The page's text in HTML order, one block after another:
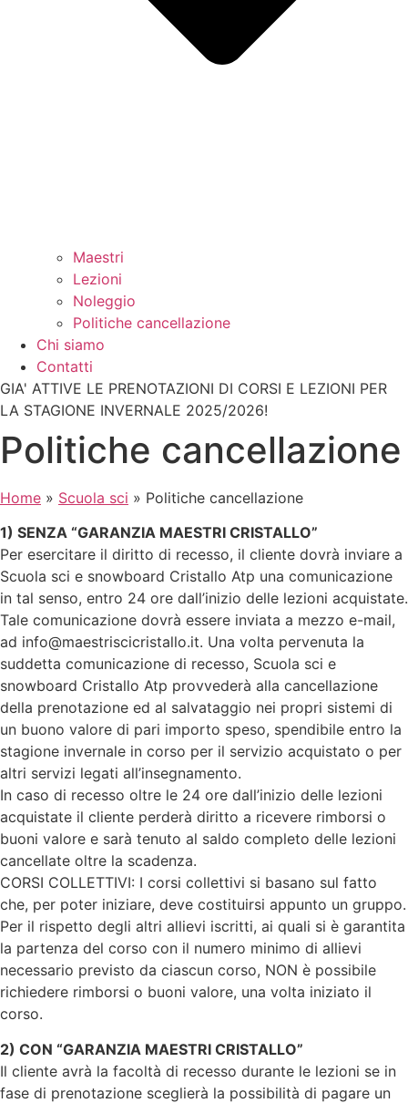
Maestri
Lezioni
Noleggio
Politiche cancellazione
Chi siamo
Contatti
GIA' ATTIVE LE PRENOTAZIONI DI CORSI E LEZIONI PER
LA STAGIONE INVERNALE 2025/2026!
Politiche cancellazione
Home » Scuola sci » Politiche cancellazione
1) SENZA “GARANZIA MAESTRI CRISTALLO”
Per esercitare il diritto di recesso, il cliente dovrà inviare a
Scuola sci e snowboard Cristallo Atp una comunicazione
in tal senso, entro 24 ore dall’inizio delle lezioni acquistate.
Tale comunicazione dovrà essere inviata a mezzo e-mail,
ad info@maestriscicristallo.it. Una volta pervenuta la
suddetta comunicazione di recesso, Scuola sci e
snowboard Cristallo Atp provvederà alla cancellazione
della prenotazione ed al salvataggio nei propri sistemi di
un buono valore di pari importo speso, spendibile entro la
stagione invernale in corso per il servizio acquistato o per
altri servizi legati all’insegnamento.
In caso di recesso oltre le 24 ore dall’inizio delle lezioni
acquistate il cliente perderà diritto a ricevere rimborsi o
buoni valore e sarà tenuto al saldo completo delle lezioni
cancellate oltre la scadenza.
CORSI COLLETTIVI: I corsi collettivi si basano sul fatto
che, per poter iniziare, deve costituirsi appunto un gruppo.
Per il rispetto degli altri allievi iscritti, ai quali si è garantita
la partenza del corso con il numero minimo di allievi
necessario previsto da ciascun corso, NON è possibile
richiedere rimborsi o buoni valore, una volta iniziato il
corso.
2) CON “GARANZIA MAESTRI CRISTALLO”
Il cliente avrà la facoltà di recesso durante le lezioni se in
fase di prenotazione sceglierà la possibilità di pagare un